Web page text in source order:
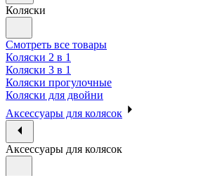
Коляски
Смотреть все товары
Коляски 2 в 1
Коляски 3 в 1
Коляски прогулочные
Коляски для двойни
Аксессуары для колясок
Аксессуары для колясок